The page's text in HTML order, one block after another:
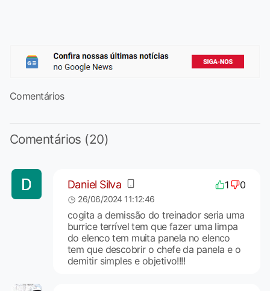
Comentários
Comentários (20)
Daniel Silva 1 0
26/06/2024 11:12:46
cogita a demissão do treinador seria uma
burrice terrível tem que fazer uma limpa
do elenco tem muita panela no elenco
tem que descobrir o chefe da panela e o
demitir simples e objetivo!!!!